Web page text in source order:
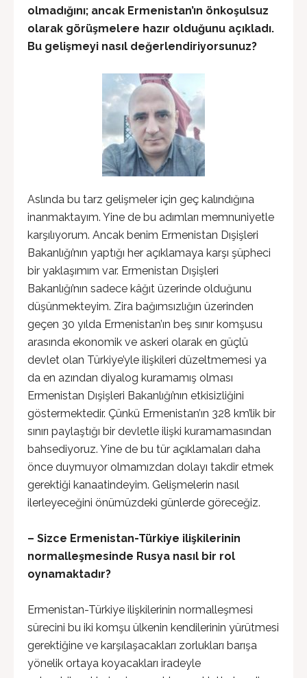
olmadığını; ancak Ermenistan’ın önkoşulsuz
olarak görüşmelere hazır olduğunu açıkladı.
Bu gelişmeyi nasıl değerlendiriyorsunuz?
Aslında bu tarz gelişmeler için geç kalındığına
inanmaktayım. Yine de bu adımları memnuniyetle
karşılıyorum. Ancak benim Ermenistan Dışişleri
Bakanlığı’nın yaptığı her açıklamaya karşı şüpheci
bir yaklaşımım var. Ermenistan Dışişleri
Bakanlığı’nın sadece kâğıt üzerinde olduğunu
düşünmekteyim. Zira bağımsızlığın üzerinden
geçen 30 yılda Ermenistan’ın beş sınır komşusu
arasında ekonomik ve askeri olarak en güçlü
devlet olan Türkiye’yle ilişkileri düzeltmemesi ya
da en azından diyalog kuramamış olması
Ermenistan Dışişleri Bakanlığı’nın etkisizliğini
göstermektedir. Çünkü Ermenistan’ın 328 km’lik bir
sınırı paylaştığı bir devletle ilişki kuramamasından
bahsediyoruz. Yine de bu tür açıklamaları daha
önce duymuyor olmamızdan dolayı takdir etmek
gerektiği kanaatindeyim. Gelişmelerin nasıl
ilerleyeceğini önümüzdeki günlerde göreceğiz.
– Sizce Ermenistan-Türkiye ilişkilerinin
normalleşmesinde Rusya nasıl bir rol
oynamaktadır?
Ermenistan-Türkiye ilişkilerinin normalleşmesi
sürecini bu iki komşu ülkenin kendilerinin yürütmesi
gerektiğine ve karşılaşacakları zorlukları barışa
yönelik ortaya koyacakları iradeyle